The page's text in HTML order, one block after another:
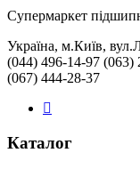
Cупермаркет
Україна, м.Київ,
(044) 496-14-97 (063)
(067) 444-28-37
Каталог